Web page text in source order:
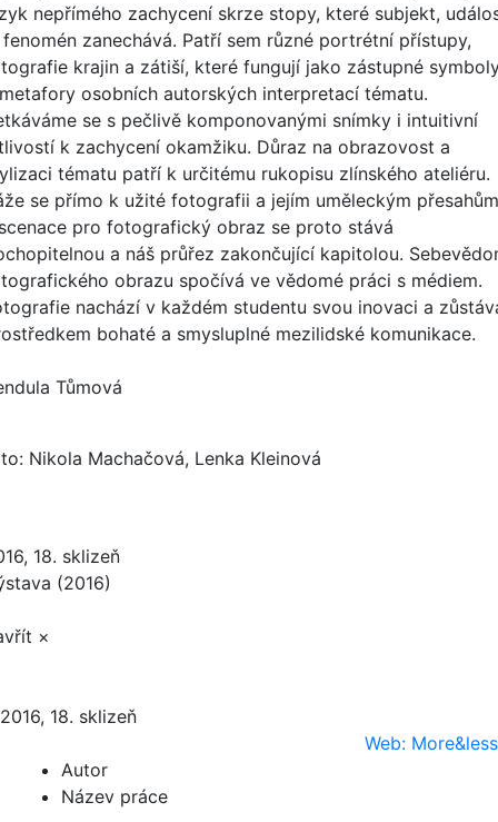
nepřímého zachycení skrze stopy, které subjekt,
zanechává. Patří sem různé portrétní přístupy,
krajin a zátiší, které fungují jako zástupné
osobních autorských interpretací tématu.
se s pečlivě komponovanými snímky i intuitivní
k zachycení okamžiku. Důraz na obrazovost a
tématu patří k určitému rukopisu zlínského ateliéru.
se přímo k užité fotografii a jejím uměleckým
pro fotografický obraz se proto stává
a náš průřez zakončující kapitolou.
obrazu spočívá ve vědomé práci s médiem.
nachází v každém studentu svou inovaci a
bohaté a smysluplné mezilidské komunikace.
Tůmová
Nikola Machačová, Lenka Kleinová
18. sklizeň
(2016)
×
2016, 18. sklizeň
Web: More&less
Autor
Název práce